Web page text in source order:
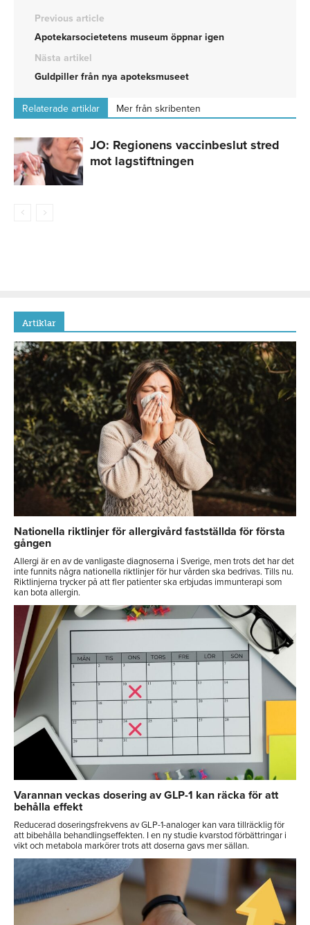
Previous article
Apotekarsocietetens museum öppnar igen
Nästa artikel
Guldpiller från nya apoteksmuseet
Relaterade artiklar Mer från skribenten
JO: Regionens vaccinbeslut stred
mot lagstiftningen
Artiklar
Nationella riktlinjer för allergivård fastställda för första
gången
Allergi är en av de vanligaste diagnoserna i Sverige, men trots det har det
inte funnits några nationella riktlinjer för hur vården ska bedrivas. Tills nu.
Riktlinjerna trycker på att fler patienter ska erbjudas immunterapi som
kan bota allergin.
Varannan veckas dosering av GLP-1 kan räcka för att
behålla effekt
Reducerad doseringsfrekvens av GLP-1-analoger kan vara tillräcklig för
att bibehålla behandlingseffekten. I en ny studie kvarstod förbättringar i
vikt och metabola markörer trots att doserna gavs mer sällan.